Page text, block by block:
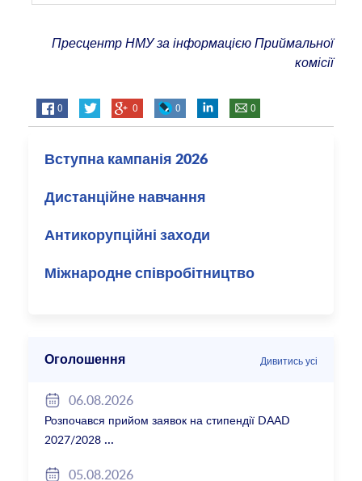
Пресцентр НМУ за інформацією Приймальної
комісії
0 0 0 0
Вступна кампанія 2026
Дистанційне навчання
Антикорупційні заходи
Міжнародне співробітництво
Оголошення Дивитись усі
06.08.2026
Розпочався прийом заявок на стипендії DAAD
2027/2028
05.08.2026